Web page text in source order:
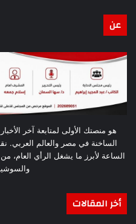
عن
هو منصتك الأولى لمتابعة آخر الأخبار
الساخنة في مصر والعالم العربي.
الساعة لأبرز ما يشغل الرأي العام،
أخر المقالات